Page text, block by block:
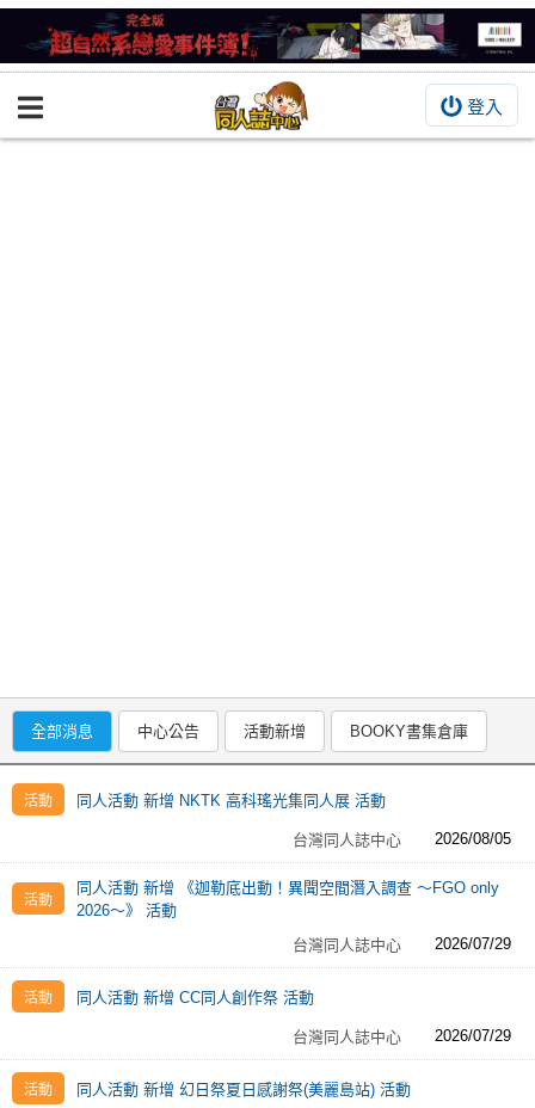
登入
BOOKY書集倉庫
繪圖藝廊
交流中心
會員中心
註冊會員
全部消息 中心公告 活動新增 BOOKY書集倉庫
同人活動 新增 NKTK 高科瑤光集同人展 活動
台灣同人誌中心 2026/08/05
同人活動 新增 《迦勒底出動！異聞空間潛入調查 ～FGO only
2026～》 活動
台灣同人誌中心
2026/07/29
同人活動 新增 CC同人創作祭 活動
台灣同人誌中心 2026/07/29
同人活動 新增 幻日祭夏日感謝祭(美麗島站) 活動